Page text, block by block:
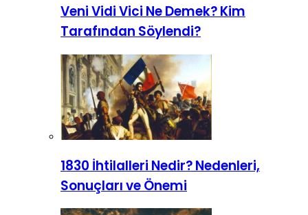
Veni Vidi Vici Ne Demek? Kim
Tarafından Söylendi?
1830 İhtilalleri Nedir? Nedenleri,
Sonuçları ve Önemi